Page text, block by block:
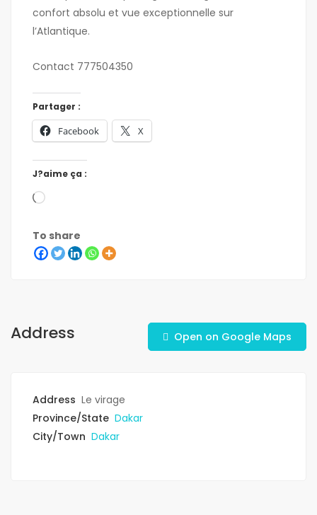
confort absolu et vue exceptionnelle sur
l’Atlantique.
Contact 777504350
Partager :
Facebook X
J?aime ça :
To share
Address Open on Google Maps
Address Le virage
Province/State Dakar
City/Town Dakar